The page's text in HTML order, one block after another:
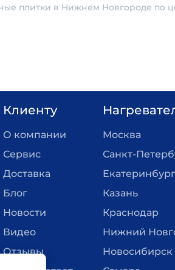
плитки в Нижнем Новгороде по
Клиенту
О компании
Сервис
Доставка
Блог
Новости
Видео
Отзывы
Москва
Санкт-
Екатеринбург
Казань
Краснодар
Нижний
Новосибирск